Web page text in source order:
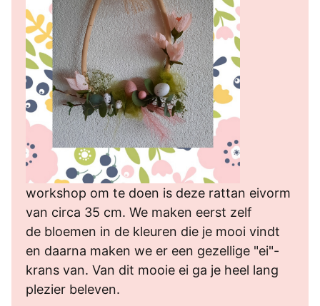
workshop om te doen is deze rattan eivorm
van circa 35 cm. We maken eerst zelf
de bloemen in de kleuren die je mooi vindt
en daarna maken we er een gezellige "ei"-
krans van. Van dit mooie ei ga je heel lang
plezier beleven.